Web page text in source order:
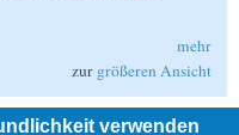
mehr
zur größeren Ansicht
verwenden